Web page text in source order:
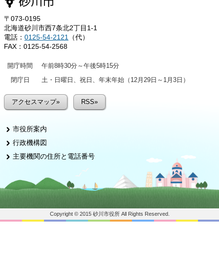
〒073-0195
北海道砂川市西7条北2丁目1-1
電話： 0125-54-2121
（代）
FAX：0125-54-2568
開庁時間
午前8時30分～午後5時15分
閉庁日
土・日曜日、祝日、年末年始（12月29日～1月3日）
アクセスマップ» RSS»
市役所案内
行政機構図
主要機関の住所と電話番号
Copyright © 2015 砂川市役所 All Rights Reserved.